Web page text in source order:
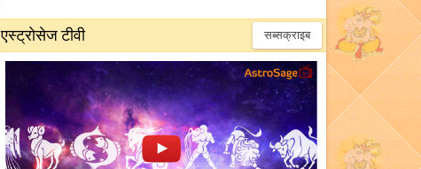
एस्ट्रोसेज टीवी सब्सक्राइब